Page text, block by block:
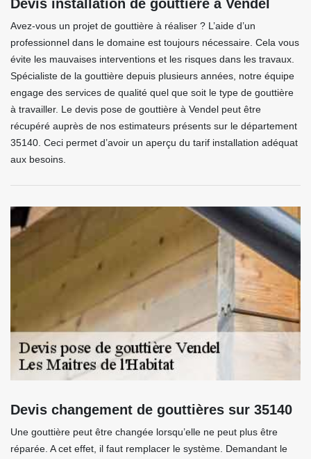
Devis installation de gouttière à Vendel
Avez-vous un projet de gouttière à réaliser ? L’aide d’un
professionnel dans le domaine est toujours nécessaire. Cela vous
évite les mauvaises interventions et les risques dans les travaux.
Spécialiste de la gouttière depuis plusieurs années, notre équipe
engage des services de qualité quel que soit le type de gouttière
à travailler. Le devis pose de gouttière à Vendel peut être
récupéré auprès de nos estimateurs présents sur le département
35140. Ceci permet d’avoir un aperçu du tarif installation adéquat
aux besoins.
Devis changement de gouttières sur 35140
Une gouttière peut être changée lorsqu’elle ne peut plus être
réparée. A cet effet, il faut remplacer le système. Demandant le